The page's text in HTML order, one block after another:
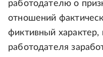
работодателю о
отношений
фиктивный характер,
работодателя